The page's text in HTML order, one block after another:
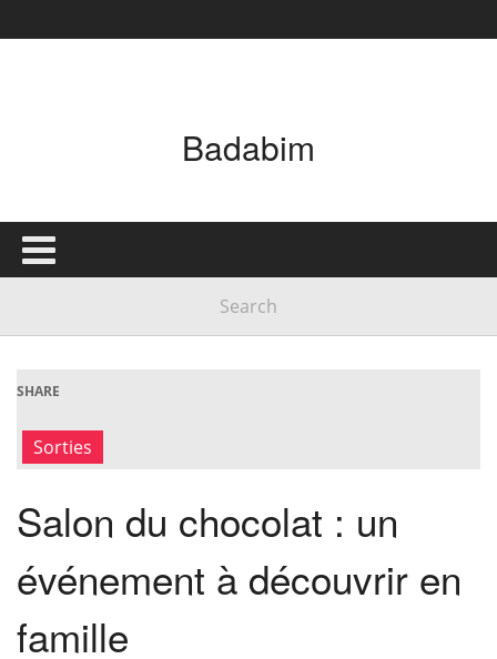
Badabim
SHARE
Sorties
Salon du chocolat : un
événement à découvrir en
famille